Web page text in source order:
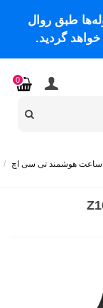
طبق روال
گردید.
0
ساعت هوشمند تی سی اچ /